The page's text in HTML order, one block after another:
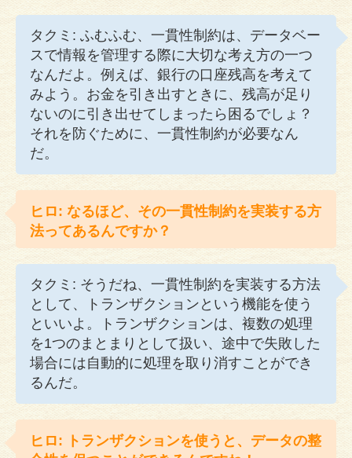
タクミ: ふむふむ、一貫性制約は、データベー
スで情報を管理する際に大切な考え方の一つ
なんだよ。例えば、銀行の口座残高を考えて
みよう。お金を引き出すときに、残高が足り
ないのに引き出せてしまったら困るでしょ？
それを防ぐために、一貫性制約が必要なん
だ。
ヒロ: なるほど、その一貫性制約を実装する方
法ってあるんですか？
タクミ: そうだね、一貫性制約を実装する方法
として、トランザクションという機能を使う
といいよ。トランザクションは、複数の処理
を1つのまとまりとして扱い、途中で失敗した
場合には自動的に処理を取り消すことができ
るんだ。
ヒロ: トランザクションを使うと、データの整